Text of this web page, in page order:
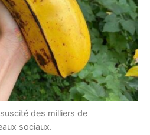
des milliers de
sociaux.